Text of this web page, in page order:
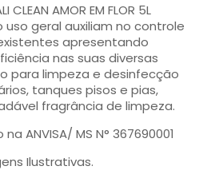
CLEAN AMOR EM FLOR 5L
geral auxiliam no controle
apresentando
nas suas diversas
para limpeza e desinfecção
tanques pisos e pias,
fragrância de limpeza.
ANVISA/ MS N° 367690001
Ilustrativas.